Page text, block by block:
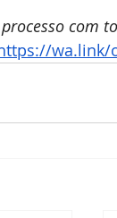
com
wa.link/